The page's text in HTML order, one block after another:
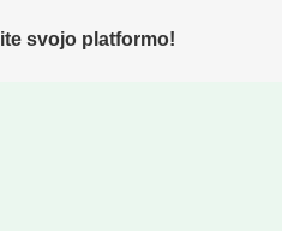
svojo platformo!